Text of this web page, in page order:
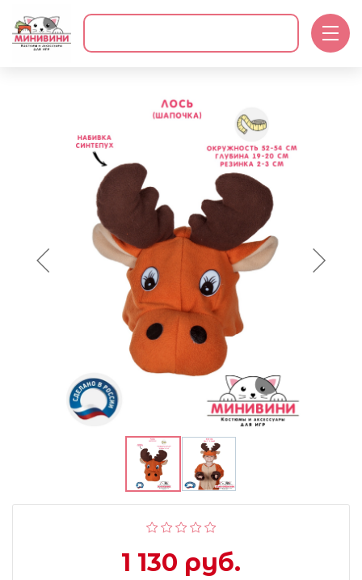
1 130 руб.